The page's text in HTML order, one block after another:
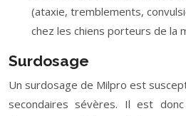
(ataxie, tremblements,
chez les chiens porteurs de la
Surdosage
Un surdosage de Milpro est
secondaires sévères. Il est